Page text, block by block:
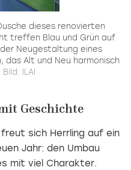
dieses renovierten
treffen Blau und Grün auf
Neugestaltung eines
das Alt und Neu harmonisch
Bild: ILAI
Geschichte
sich Herrling auf ein
Jahr: den Umbau
mit viel Charakter.